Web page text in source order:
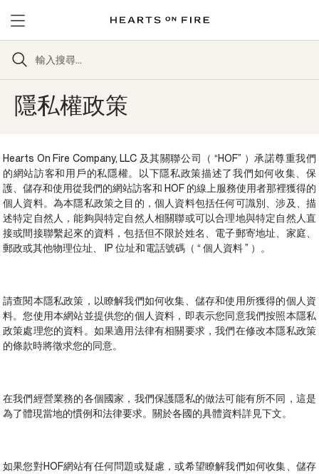
隱私權政策
Hearts On Fire Company, LLC 及其關聯公司（ “HOF” ）承諾尊重我們
的網站訪客和用戶的私隱權。以下隱私政策描述了我們如何收集、保
護、儲存和使用從我們的網站訪客和 HOF 的線上服務使用者那裡獲得的
個人資料。為本隱私政策之目的，個人資料包括任何可識別、涉及、描
述特定自然人，能夠與特定自然人相關聯或可以合理地與特定自然人直
接或間接聯繫起來的資料，包括但不限於姓名、電子郵寄地址、家庭、
郵政或其他物理位址、 IP 位址和電話號碼（ “ 個人資料 ” ）。
請查閱本隱私政策，以瞭解我們如何收集、儲存和使用所獲得的個人資
料。您使用本網站並提供您的個人資料，即表示您同意我們按照本隱私
政策處理您的資料。如果適用法律有相關要求，我們在修改本隱私政策
的條款時將徵求您的同意。
在我們經營業務的各個國家，我們保護隱私的做法可能有所不同，這是
為了體現當地的慣例和法律要求。關於各國的具體資料詳見下文。
如果您對HOF網站有任何問題或疑慮，或希望瞭解我們如何收集、儲存